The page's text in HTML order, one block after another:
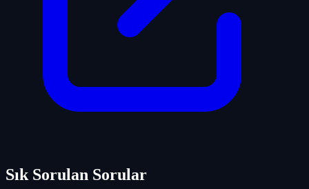
Sık Sorulan Sorular